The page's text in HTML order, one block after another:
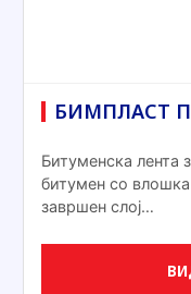
БИМПЛАСТ П
Битуменска лента
битумен со
завршен слој…